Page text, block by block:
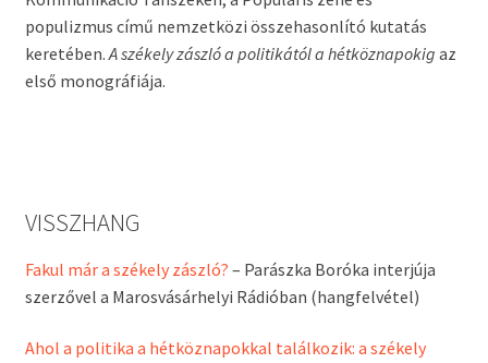
populizmus című nemzetközi összehasonlító kutatás
keretében. A székely zászló a politikától a hétköznapokig az
első monográfiája.
VISSZHANG
Fakul már a székely zászló? – Parászka Boróka interjúja
szerzővel a Marosvásárhelyi Rádióban (hangfelvétel)
Ahol a politika a hétköznapokkal találkozik: a székely